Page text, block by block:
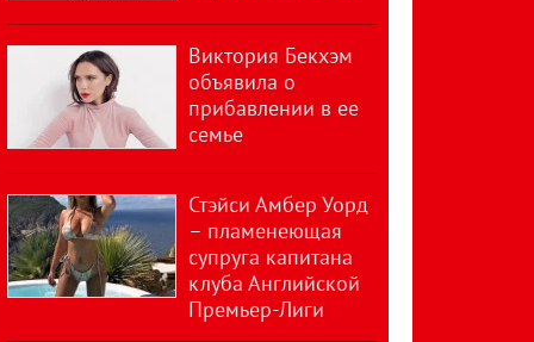
Виктория Бекхэм
объявила о
прибавлении в ее
семье
Стэйси Амбер Уорд
– пламенеющая
супруга капитана
клуба Английской
Премьер-Лиги